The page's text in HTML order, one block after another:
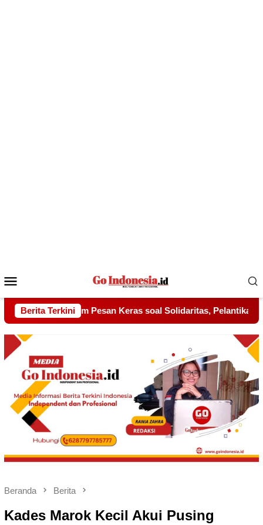
Mobile
Berita TerkiniPelantikan Sambang Gagak Hitam Jadi Sinyal
Beranda Berita
Kades Marok Kecil Akui Pusing